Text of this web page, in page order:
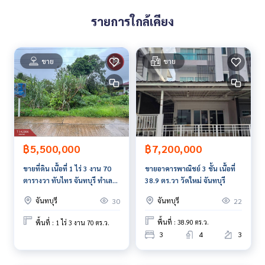
• บ้านสวน / บ้านตากอากาศ
ราคา : 5,560,000 บาท
ลิงค์แผนที่ :https://maps.google.com/?q=12.62772083,10
2.04594542
**เรามีบริการจัดสินเชื่อให้ฟรี พร้อมยินดีให้คำปรึกษา มีให้เลือกทุ
กธนาคาร**
**พร้อมอัตราดอกเบี้ยพิเศษ และ วงเงินสูงสุด 90-100% ของราคา
สนใจสอบถามข้อมูลเพิ่มเติม หรือ นัดชมบ้านได้ที่
Tel :0929744011
หยก (รหัสตัวแทน 7582)
Line ID : Janenumphung
รายการใกล้เคียง
ขาย
฿5,500,000
ขายที่ดิน เนื้อที่ 1 ไร่ 3 งาน 70
ตารางวา ทับไทร จันทบุรี ทำเลดี
จันทบุรี
30
พื้นที่ : 1 ไร่ 3 งาน 70 ตร.ว.
ขาย
฿7,200,000
ขายอาคารพาณิชย์ 3 ชั้น เนื้อที่
38.9 ตร.วา วัดใหม่ จันทบุรี
จันทบุรี 22
พื้นที่ : 38.90 ตร.ว.
3 4 3